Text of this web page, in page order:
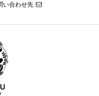
い合わせ先